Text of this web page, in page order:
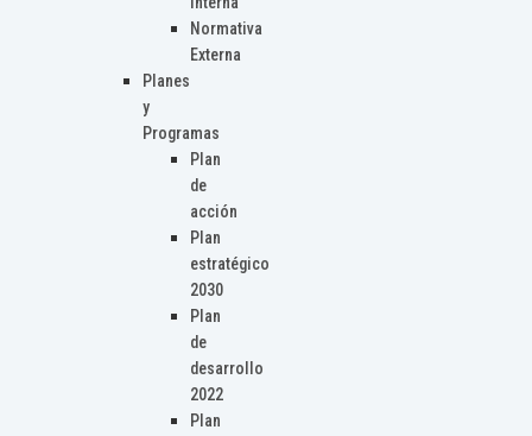
Normativa
Externa
Planes
y
Programas
Plan
de
acción
Plan
estratégico
2030
Plan
de
desarrollo
2022
Plan